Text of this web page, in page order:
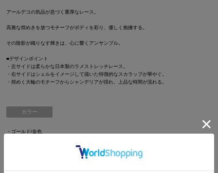
アールデコの気品が息づく重厚なレース。
高雅な煌めきを放つモチーフがボディを彩り、優しく抱擁する。
その陰影が織りなす輝きは、心に響くアンサンブル。
■デザインポイント
・左サイドは柔らかな日本製のラメストレッチレース。
・右サイドはシェルをイメージして描いた特徴的なスカラップが華やぐ。
・煌めく大輪のモチーフからシャンデリアが揺れ、上品な時間が流れる。
カラー
・ゴールド/金色
・アクセサリーカラー：ゴールド:ゴールド/ネイビー:シルバー